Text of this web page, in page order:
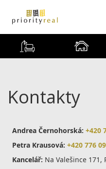
Kontakty
Andrea Černohorská: +420
Petra Krausová: +420 776
Kancelář: Na Valešince